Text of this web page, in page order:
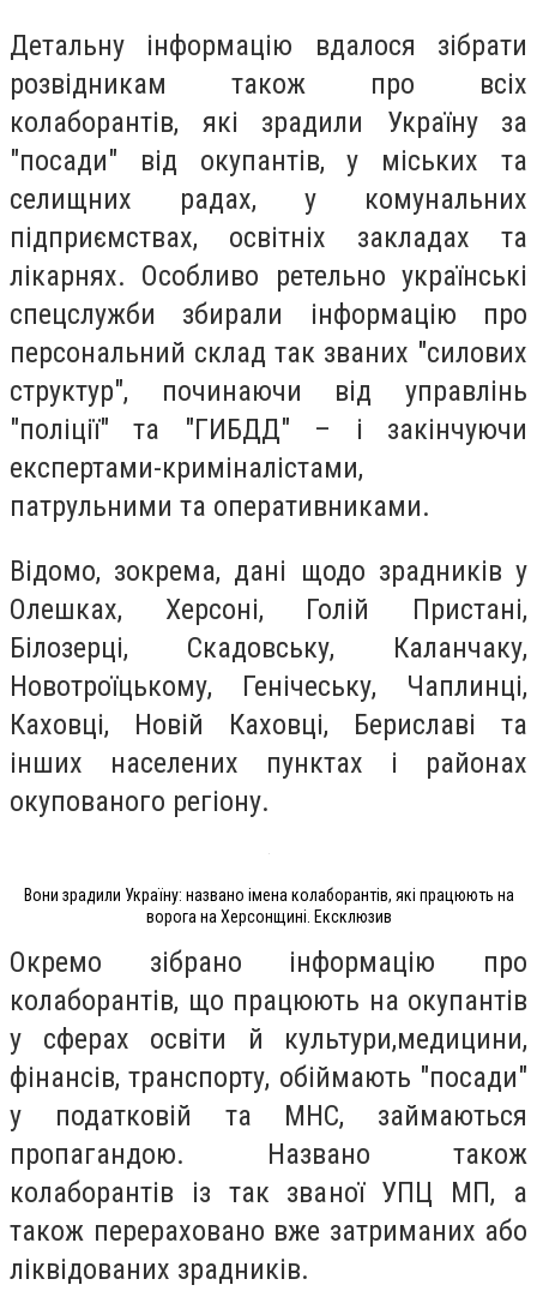
Детальну інформацію вдалося зібрати
розвідникам також про всіх
колаборантів, які зрадили Україну за
"посади" від окупантів, у міських та
селищних радах, у комунальних
підприємствах, освітніх закладах та
лікарнях. Особливо ретельно українські
спецслужби збирали інформацію про
персональний склад так званих "силових
структур", починаючи від управлінь
"поліції" та "ГИБДД" – і закінчуючи
експертами-криміналістами,
патрульними та оперативниками.
Відомо, зокрема, дані щодо зрадників у
Олешках, Херсоні, Голій Пристані,
Білозерці, Скадовську, Каланчаку,
Новотроїцькому, Генічеську, Чаплинці,
Каховці, Новій Каховці, Бериславі та
інших населених пунктах і районах
окупованого регіону.
Вони зрадили Україну: названо імена колаборантів, які працюють на
ворога на Херсонщині. Ексклюзив
Окремо зібрано інформацію про
колаборантів, що працюють на окупантів
у сферах освіти й культури,медицини,
фінансів, транспорту, обіймають "посади"
у податковій та МНС, займаються
пропагандою. Названо також
колаборантів із так званої УПЦ МП, а
також перераховано вже затриманих або
ліквідованих зрадників.